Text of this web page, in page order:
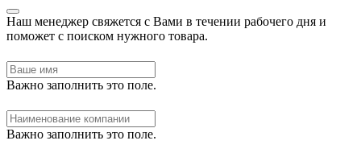
Наш менеджер свяжется с Вами в течении рабочего дня и
поможет с поиском нужного товара.
Важно заполнить это поле.
Важно заполнить это поле.